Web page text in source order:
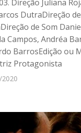
Direção Juliana
DutraDireção
de Som
Campos, Andréa
BarrosEdição ou
Protagonista